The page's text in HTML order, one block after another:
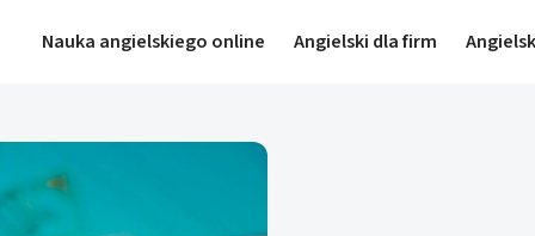
Nauka angielskiego online Angielski dla firm